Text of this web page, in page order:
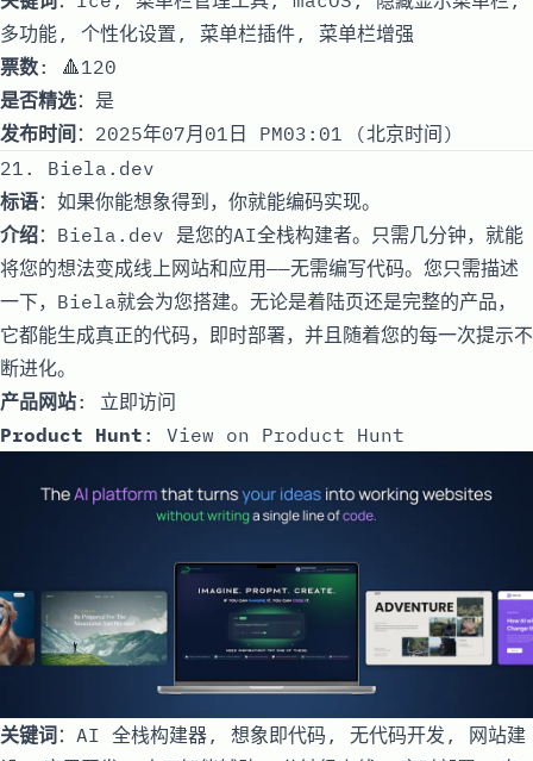
多功能, 个性化设置, 菜单栏插件, 菜单栏增强
票数: 🔺120
是否精选：是
发布时间 ：2025年07月01日 PM03:01 (北京时间)
21. Biela.dev
标语：如果你能想象得到，你就能编码实现。
介绍：Biela.dev 是您的AI全栈构建者。只需几分钟，就能
将您的想法变成线上网站和应用——无需编写代码。您只需描述
一下，Biela就会为您搭建。无论是着陆页还是完整的产品，
它都能生成真正的代码，即时部署，并且随着您的每一次提示不
断进化。
产品网站: 立即访问
Product Hunt : View on Product Hunt
关键词：AI 全栈构建器, 想象即代码, 无代码开发, 网站建